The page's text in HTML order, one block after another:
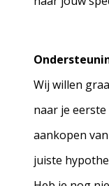
Wij willen
naar je
aankopen
juiste